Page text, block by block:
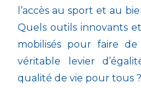
l’accès au sport et au
Quels outils innovants
mobilisés pour faire
véritable levier
qualité de vie pour tous ?